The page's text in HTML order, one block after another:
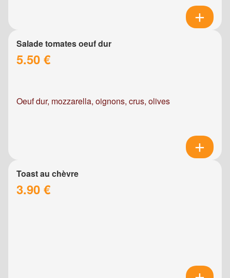
Salade tomates oeuf dur
5.50 €
Oeuf dur, mozzarella, oignons, crus, olives
Toast au chèvre
3.90 €